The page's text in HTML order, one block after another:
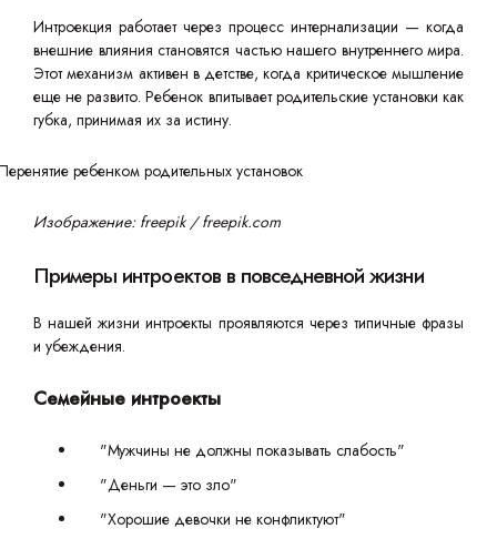
Интроекция работает через процесс интернализации — когда
внешние влияния становятся частью нашего внутреннего мира.
Этот механизм активен в детстве, когда критическое мышление
еще не развито. Ребенок впитывает родительские установки как
губка, принимая их за истину.
Изображение: freepik / freepik.com
Примеры интроектов в повседневной жизни
В нашей жизни интроекты проявляются через типичные фразы
и убеждения.
Семейные интроекты
"Мужчины не должны показывать слабость"
"Деньги — это зло"
"Хорошие девочки не конфликтуют"